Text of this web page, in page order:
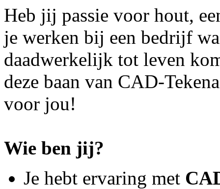
Heb jij passie voor hout,
je werken bij een bedrijf
daadwerkelijk tot leven
deze baan van CAD-
voor jou!
Wie ben jij?
Je hebt ervaring met